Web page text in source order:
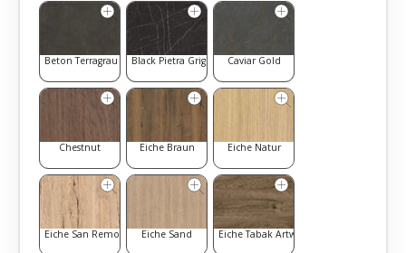
Beton Terragrau Black Pietra Grigia Caviar Gold
Chestnut Eiche Braun Eiche Natur
Eiche San Remo Eiche Sand Eiche Tabak Artwood